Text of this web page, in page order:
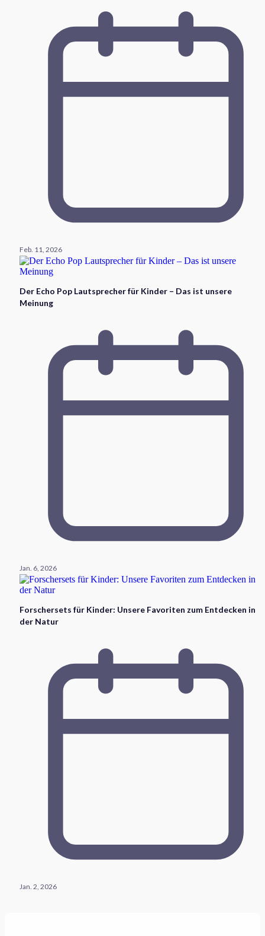
Feb. 11, 2026
Der Echo Pop Lautsprecher für Kinder – Das ist unsere
Meinung
Jan. 6, 2026
Forschersets für Kinder: Unsere Favoriten zum Entdecken in
der Natur
Jan. 2, 2026